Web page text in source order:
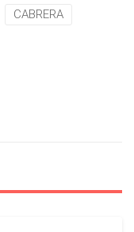
CABRERA